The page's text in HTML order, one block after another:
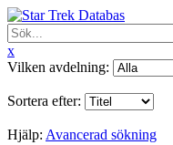
x
Vilken avdelning:
Sortera efter:
Hjälp: Avancerad sökning